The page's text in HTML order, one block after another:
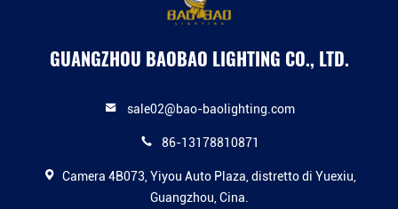
GUANGZHOU BAOBAO LIGHTING CO., LTD.
sale02@bao-baolighting.com
86-13178810871
Camera 4B073, Yiyou Auto Plaza, distretto di Yuexiu,
Guangzhou, Cina.